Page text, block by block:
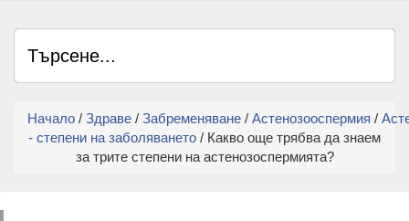
Начало / Здраве / Забременяване / Астенозооспермия /
- степени на заболяването / Какво още трябва да знаем
за трите степени на астенозоспермията?